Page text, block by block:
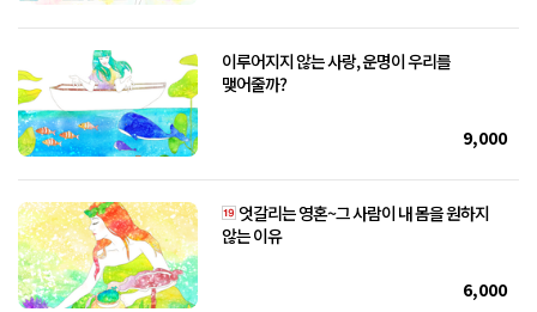
이루어지지 않는 사랑, 운명이 우리를
맺어줄까?
9,000
엇갈리는 영혼~그 사람이 내 몸을 원하지
않는 이유
6,000